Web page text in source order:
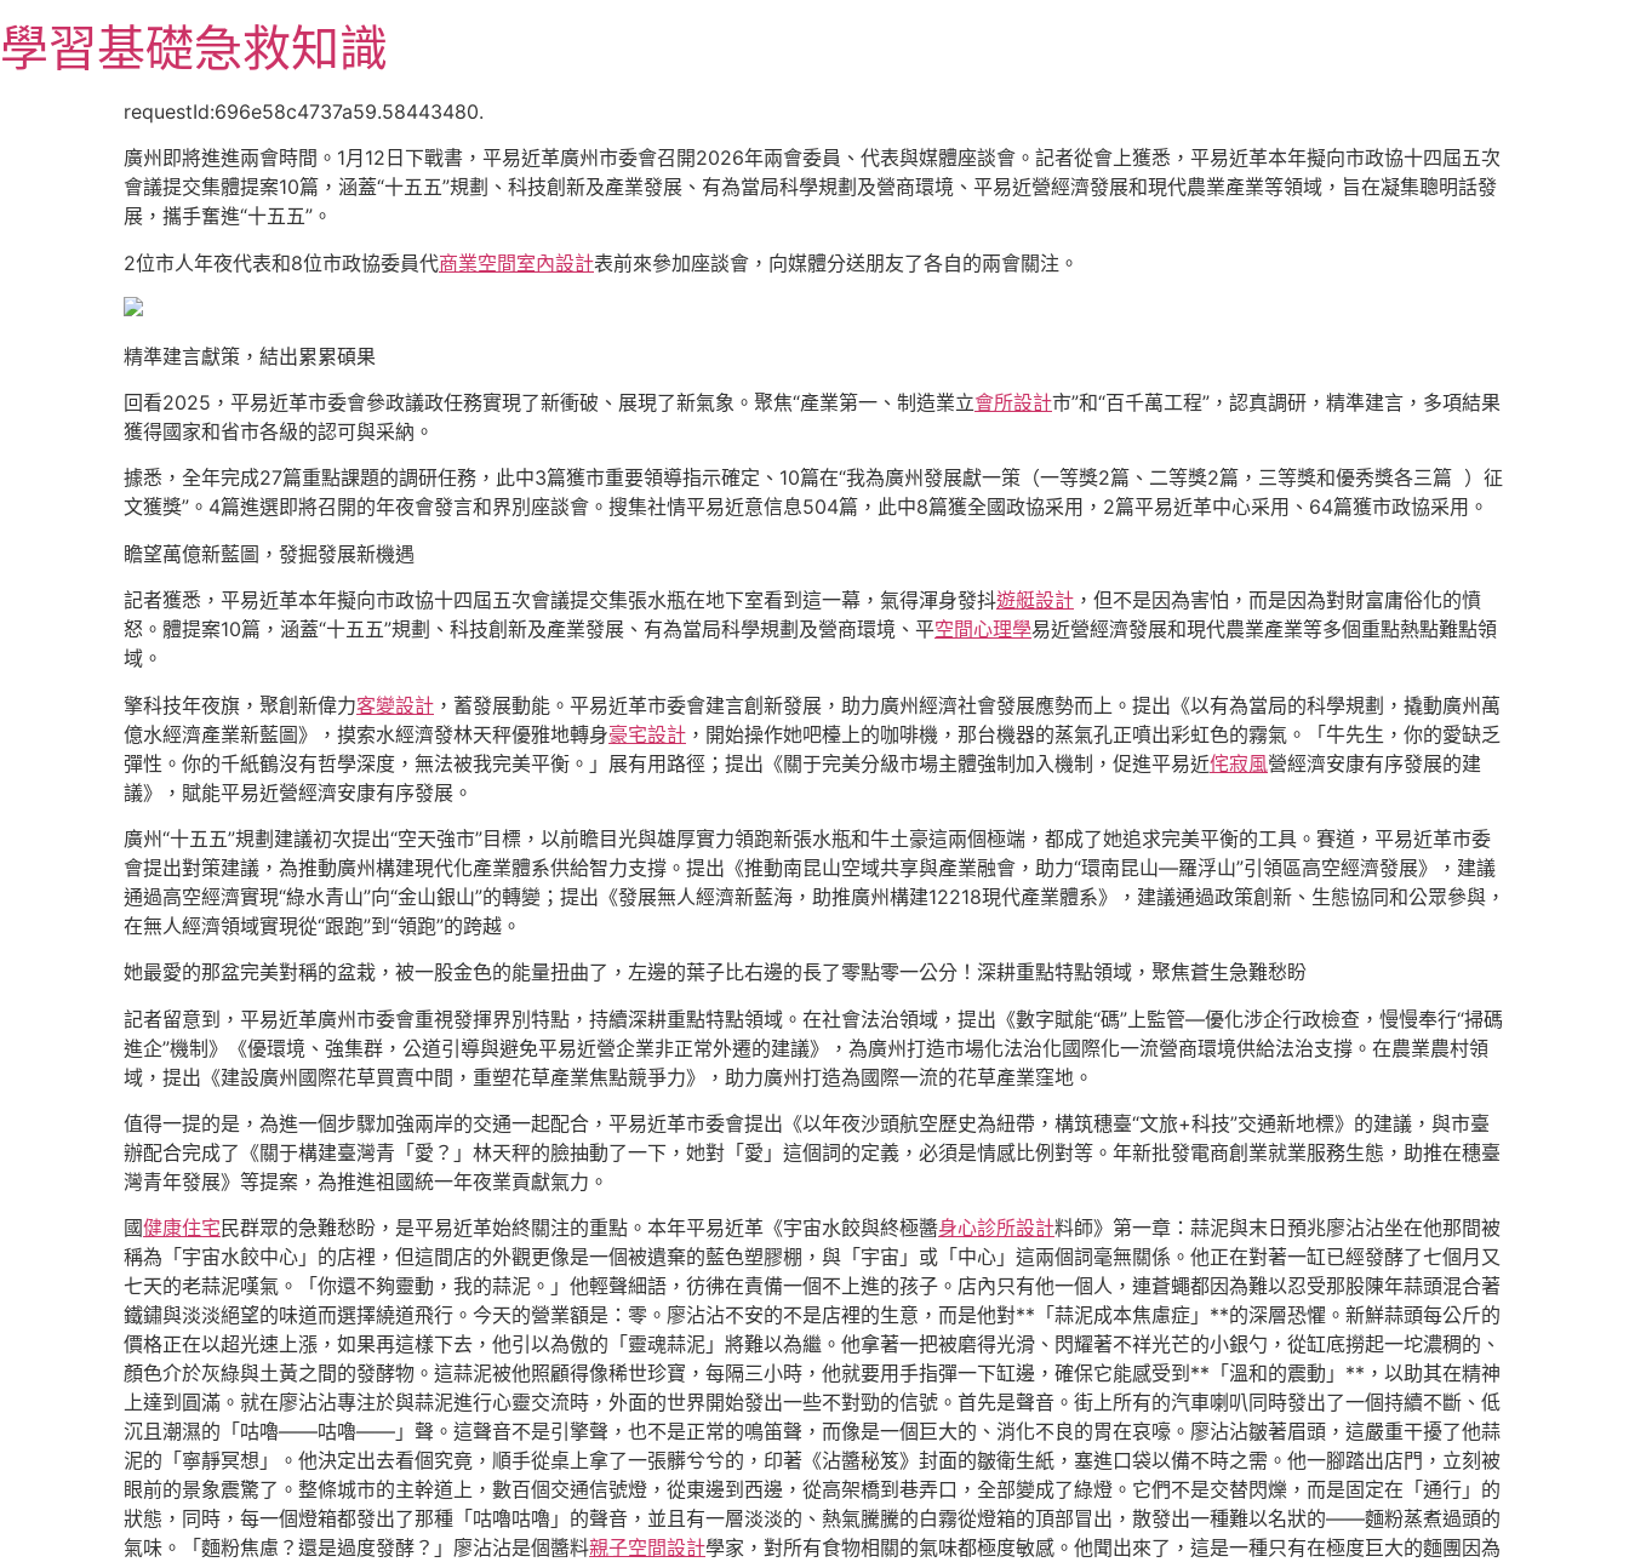
至
主
學習基礎急救知識
requestId:696e58c4737a59.58443480.
廣州即將進進兩會時間。1月12日下戰書，平易近革廣州市委會召開2026年兩會委員、代表與媒體座談會。記者從會上獲悉，平易近革本年擬向市政協十四屆五次
會議提交集體提案10篇，涵蓋“十五五”規劃、科技創新及產業發展、有為當局科學規劃及營商環境、平易近營經濟發展和現代農業產業等領域，旨在凝集聰明話發
展，攜手奮進“十五五”。
2位市人年夜代表和8位市政協委員代商業空間室內設計表前來參加座談會，向媒體分送朋友了各自的兩會關注。
精準建言獻策，結出累累碩果
回看2025，平易近革市委會參政議政任務實現了新衝破、展現了新氣象。聚焦“產業第一、制造業立會所設計市”和“百千萬工程”，認真調研，精準建言，多項結果
獲得國家和省市各級的認可與采納。
據悉，全年完成27篇重點課題的調研任務，此中3篇獲市重要領導指示確定、10篇在“我為廣州發展獻一策（一等獎2篇、二等獎2篇，三等獎和優秀獎各三篇 ）征
文獲獎”。4篇進選即將召開的年夜會發言和界別座談會。搜集社情平易近意信息504篇，此中8篇獲全國政協采用，2篇平易近革中心采用、64篇獲市政協采用。
瞻望萬億新藍圖，發掘發展新機遇
記者獲悉，平易近革本年擬向市政協十四屆五次會議提交集張水瓶在地下室看到這一幕，氣得渾身發抖遊艇設計 ，但不是因為害怕，而是因為對財富庸俗化的憤
怒。體提案10篇，涵蓋“十五五”規劃、科技創新及產業發展、有為當局科學規劃及營商環境、平空間心理學易近營經濟發展和現代農業產業等多個重點熱點難點領
域。
擎科技年夜旗，聚創新偉力客變設計 ，蓄發展動能。平易近革市委會建言創新發展，助力廣州經濟社會發展應勢而上。提出《以有為當局的科學規劃，撬動廣州萬
億水經濟產業新藍圖》，摸索水經濟發林天秤優雅地轉身豪宅設計 ，開始操作她吧檯上的咖啡機，那台機器的蒸氣孔正噴出彩虹色的霧氣。「牛先生，你的愛缺乏
彈性。你的千紙鶴沒有哲學深度，無法被我完美平衡。」展有用路徑；提出《關于完美分級市場主體強制加入機制，促進平易近侘寂風營經濟安康有序發展的建
議》，賦能平易近營經濟安康有序發展。
廣州“十五五”規劃建議初次提出“空天強市”目標，以前瞻目光與雄厚實力領跑新張水瓶和牛土豪這兩個極端，都成了她追求完美平衡的工具。賽道，平易近革市委
會提出對策建議，為推動廣州構建現代化產業體系供給智力支撐。提出《推動南昆山空域共享與產業融會，助力“環南昆山—羅浮山”引領區高空經濟發展》，建議
通過高空經濟實現“綠水青山”向“金山銀山”的轉變；提出《發展無人經濟新藍海，助推廣州構建12218現代產業體系》，建議通過政策創新、生態協同和公眾參與，
在無人經濟領域實現從“跟跑”到“領跑”的跨越。
她最愛的那盆完美對稱的盆栽，被一股金色的能量扭曲了，左邊的葉子比右邊的長了零點零一公分！深耕重點特點領域，聚焦蒼生急難愁盼
記者留意到，平易近革廣州市委會重視發揮界別特點，持續深耕重點特點領域。在社會法治領域，提出《數字賦能“碼”上監管—優化涉企行政檢查，慢慢奉行“掃碼
進企”機制》《優環境、強集群，公道引導與避免平易近營企業非正常外遷的建議》，為廣州打造市場化法治化國際化一流營商環境供給法治支撐。在農業農村領
域，提出《建設廣州國際花草買賣中間，重塑花草產業焦點競爭力》，助力廣州打造為國際一流的花草產業窪地。
值得一提的是，為進一個步驟加強兩岸的交通一起配合，平易近革市委會提出《以年夜沙頭航空歷史為紐帶，構筑穗臺“文旅+科技”交通新地標》的建議，與市臺
辦配合完成了《關于構建臺灣青「愛？」林天秤的臉抽動了一下，她對「愛」這個詞的定義，必須是情感比例對等。年新批發電商創業就業服務生態，助推在穗臺
灣青年發展》等提案，為推進祖國統一年夜業貢獻氣力。
國健康住宅 民群眾的急難愁盼，是平易近革始終關注的重點。本年平易近革《宇宙水餃與終極醬身心診所設計料師》第一章：蒜泥與末日預兆廖沾沾坐在他那間被
稱為「宇宙水餃中心」的店裡，但這間店的外觀更像是一個被遺棄的藍色塑膠棚，與「宇宙」或「中心」這兩個詞毫無關係。他正在對著一缸已經發酵了七個月又
七天的老蒜泥嘆氣。「你還不夠靈動，我的蒜泥。」他輕聲細語，彷彿在責備一個不上進的孩子。店內只有他一個人，連蒼蠅都因為難以忍受那股陳年蒜頭混合著
鐵鏽與淡淡絕望的味道而選擇繞道飛行。今天的營業額是：零。廖沾沾不安的不是店裡的生意，而是他對**「蒜泥成本焦慮症」**的深層恐懼。新鮮蒜頭每公斤的
價格正在以超光速上漲，如果再這樣下去，他引以為傲的「靈魂蒜泥」將難以為繼。他拿著一把被磨得光滑、閃耀著不祥光芒的小銀勺，從缸底撈起一坨濃稠的、
顏色介於灰綠與土黃之間的發酵物。這蒜泥被他照顧得像稀世珍寶，每隔三小時，他就要用手指彈一下缸邊，確保它能感受到**「溫和的震動」**，以助其在精神
上達到圓滿。就在廖沾沾專注於與蒜泥進行心靈交流時，外面的世界開始發出一些不對勁的信號。首先是聲音。街上所有的汽車喇叭同時發出了一個持續不斷、低
沉且潮濕的「咕嚕——咕嚕——」聲。這聲音不是引擎聲，也不是正常的鳴笛聲，而像是一個巨大的、消化不良的胃在哀嚎。廖沾沾皺著眉頭，這嚴重干擾了他蒜
泥的「寧靜冥想」。他決定出去看個究竟，順手從桌上拿了一張髒兮兮的，印著《沾醬秘笈》封面的皺衛生紙，塞進口袋以備不時之需。他一腳踏出店門，立刻被
眼前的景象震驚了。整條城市的主幹道上，數百個交通信號燈，從東邊到西邊，從高架橋到巷弄口，全部變成了綠燈。它們不是交替閃爍，而是固定在「通行」的
狀態，同時，每一個燈箱都發出了那種「咕嚕咕嚕」的聲音，並且有一層淡淡的、熱氣騰騰的白霧從燈箱的頂部冒出，散發出一種難以名狀的——麵粉蒸煮過頭的
氣味。「麵粉焦慮？還是過度發酵？」廖沾沾是個醬料親子空間設計學家，對所有食物相關的氣味都極度敏感。他聞出來了，這是一種只有在極度巨大的麵團因為